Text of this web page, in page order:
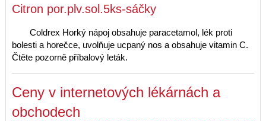
Citron por.plv.sol.5ks-sáčky
Coldrex Horký nápoj obsahuje paracetamol, lék proti
bolesti a horečce, uvolňuje ucpaný nos a obsahuje vitamin C.
Čtěte pozorně příbalový leták.
Ceny v internetových lékárnách a
obchodech